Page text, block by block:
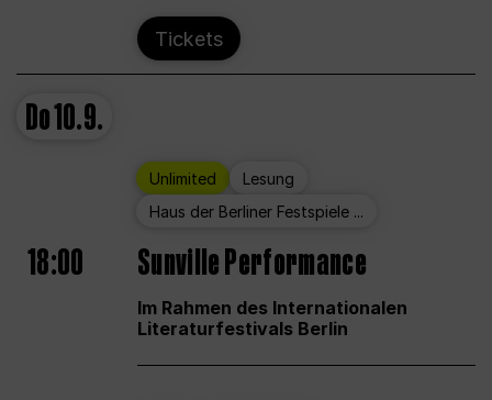
Tickets
Do10.9.
Unlimited
Lesung
Haus der Berliner Festspiele ...
18:00 Sunville Performance
Im Rahmen des Internationalen
Literaturfestivals Berlin